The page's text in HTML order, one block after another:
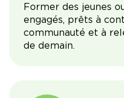
Former des jeunes
engagés, prêts à
communauté et à
de demain.